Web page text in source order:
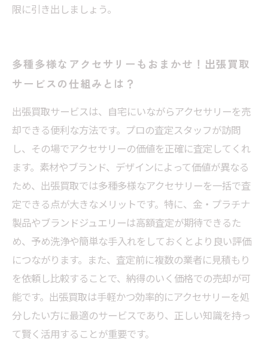
限に引き出しましょう。
多種多様なアクセサリーもおまかせ！出張買取
サービスの仕組みとは？
出張買取サービスは、自宅にいながらアクセサリーを売
却できる便利な方法です。プロの査定スタッフが訪問
し、その場でアクセサリーの価値を正確に査定してくれ
ます。素材やブランド、デザインによって価値が異なる
ため、出張買取では多種多様なアクセサリーを一括で査
定できる点が大きなメリットです。特に、金・プラチナ
製品やブランドジュエリーは高額査定が期待できるた
め、予め洗浄や簡単な手入れをしておくとより良い評価
につながります。また、査定前に複数の業者に見積もり
を依頼し比較することで、納得のいく価格での売却が可
能です。出張買取は手軽かつ効率的にアクセサリーを処
分したい方に最適のサービスであり、正しい知識を持っ
て賢く活用することが重要です。